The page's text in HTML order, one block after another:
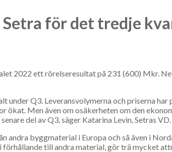
för det tredje
2022 ett rörelseresultat på 231 (600) Mkr.
under Q3. Leveransvolymerna och priserna har
Men även om osäkerheten om den
del av Q3, säger Katarina Levin, Setras VD.
byggmaterial i Europa och så även i
till andra material, gör trä mycket